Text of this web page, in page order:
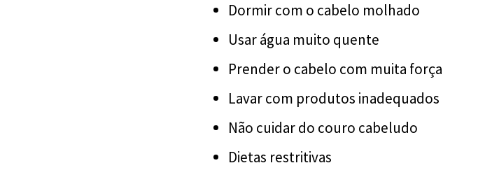
Dormir com o cabelo molhado
Usar água muito quente
Prender o cabelo com muita força
Lavar com produtos inadequados
Não cuidar do couro cabeludo
Dietas restritivas